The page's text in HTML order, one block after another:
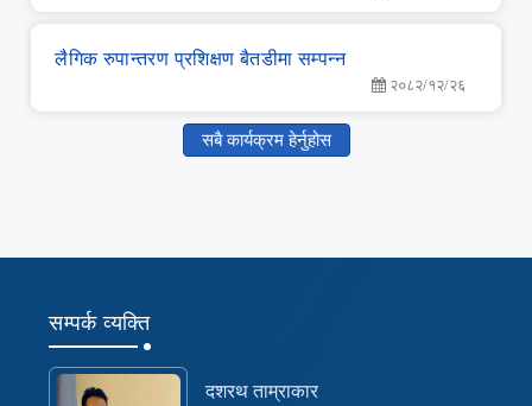
लै‌गिक रुपान्‍तरण प्रशिक्षण बैतडीमा सम्‍पन्‍न
२०८२/१२/२६
सबै कार्यक्रम हेर्नुहोस
सम्पर्क व्यक्ति
दशरथ ताम्राकार